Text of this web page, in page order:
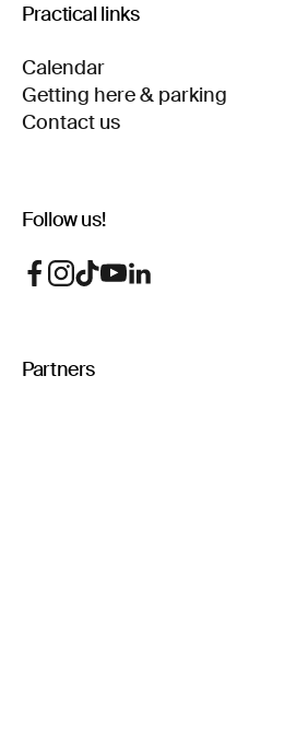
Practical links
Calendar
Getting here & parking
Contact us
Follow us!
Partners